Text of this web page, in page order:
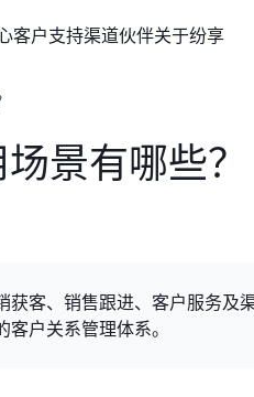
客户支持渠道伙伴关于纷享
景有哪些？
客、销售跟进、客户服务及
户关系管理体系。